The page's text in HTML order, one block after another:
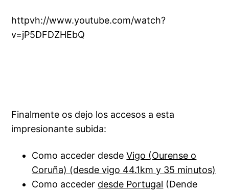
httpvh://www.youtube.com/watch?
v=jP5DFDZHEbQ
Finalmente os dejo los accesos a esta
impresionante subida:
Como acceder desdeVigo (Ourense o
Coruña) (desde vigo 44.1km y 35 minutos)
Como acceder desde Portugal (Dende